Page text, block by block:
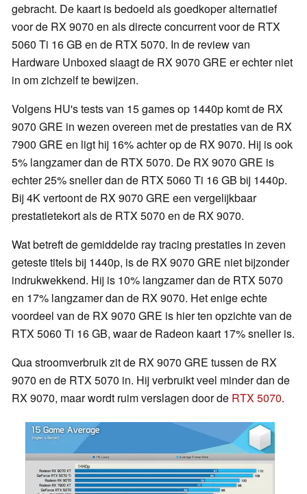
gebracht. De kaart is bedoeld als goedkoper alternatief
voor de RX 9070 en als directe concurrent voor de RTX
5060 Ti 16 GB en de RTX 5070. In de review van
Hardware Unboxed slaagt de RX 9070 GRE er echter niet
in om zichzelf te bewijzen.
Volgens HU's tests van 15 games op 1440p komt de RX
9070 GRE in wezen overeen met de prestaties van de RX
7900 GRE en ligt hij 16% achter op de RX 9070. Hij is ook
5% langzamer dan de RTX 5070. De RX 9070 GRE is
echter 25% sneller dan de RTX 5060 Ti 16 GB bij 1440p.
Bij 4K vertoont de RX 9070 GRE een vergelijkbaar
prestatietekort als de RTX 5070 en de RX 9070.
Wat betreft de gemiddelde ray tracing prestaties in zeven
geteste titels bij 1440p, is de RX 9070 GRE niet bijzonder
indrukwekkend. Hij is 10% langzamer dan de RTX 5070
en 17% langzamer dan de RX 9070. Het enige echte
voordeel van de RX 9070 GRE is hier ten opzichte van de
RTX 5060 Ti 16 GB, waar de Radeon kaart 17% sneller is.
Qua stroomverbruik zit de RX 9070 GRE tussen de RX
9070 en de RTX 5070 in. Hij verbruikt veel minder dan de
RX 9070, maar wordt ruim verslagen door de RTX 5070.